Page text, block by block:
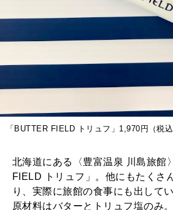
「BUTTER FIELD トリュフ」1,970円（税込
北海道にある〈豊富温泉 川島旅館
FIELD トリュフ」。他にもたくさ
り、実際に旅館の食事にも出して
原材料はバターとトリュフ塩のみ。